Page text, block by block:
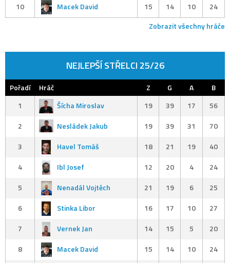
10
Macek David 15 14 10
24
Zobrazit všechny hráče
NEJLEPŠÍ STŘELCI 25/26
Pořadí Hráč Z G A
B
1
Šícha Miroslav 19 39 17
56
2
Nesládek Jakub 19 39 31
70
3
Havel Tomáš 18 21 19
40
4
Ibl Josef 12 20 4
24
5
Nenadál Vojtěch 21 19 6
25
6
Stinka Libor 16 17 10
27
7
Vernek Jan 14 15 5
20
8
Macek David 15 14 10
24